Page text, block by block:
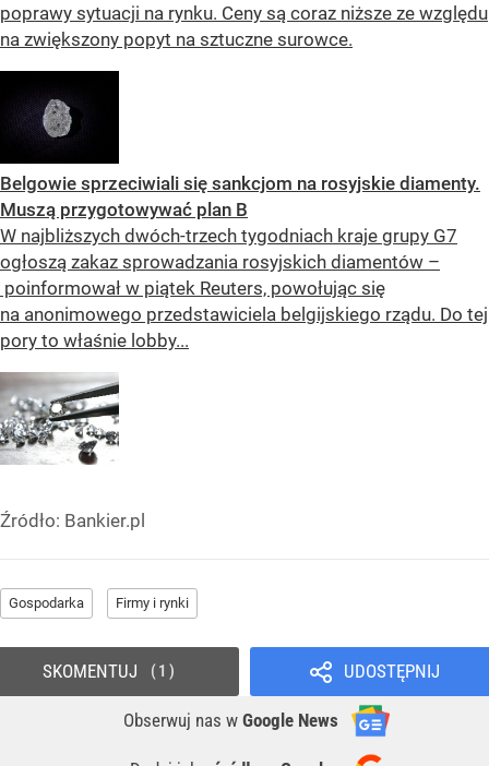
poprawy sytuacji na rynku. Ceny są coraz niższe ze względu
na zwiększony popyt na sztuczne surowce.
Belgowie sprzeciwiali się sankcjom na rosyjskie diamenty.
Muszą przygotowywać plan B
W najbliższych dwóch-trzech tygodniach kraje grupy G7
ogłoszą zakaz sprowadzania rosyjskich diamentów –
poinformował w piątek Reuters, powołując się
na anonimowego przedstawiciela belgijskiego rządu. Do tej
pory to właśnie lobby...
Źródło: Bankier.pl
Gospodarka Firmy i rynki
UDOSTĘPNIJ
Obserwuj nas w Google News
SKOMENTUJ 1